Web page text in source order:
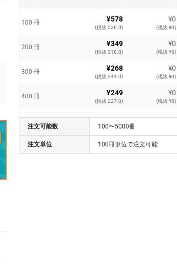
100 冊 ¥578
(税抜 526.0)
¥0
(税抜 ¥0)
200 冊 ¥349
(税抜 318.0)
¥0
(税抜 ¥0)
300 冊 ¥268
(税抜 244.0)
¥0
(税抜 ¥0)
400 冊 ¥249
(税抜 227.0)
¥0
(税抜 ¥0)
¥226
(税抜 206.0)
¥0
600 冊 ¥207
注文可能数 100〜5000冊
注文単位 100冊単位で注文可能